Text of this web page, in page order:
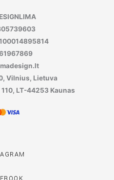
Vilnius, Lietuva
LT-44253 Kaunas